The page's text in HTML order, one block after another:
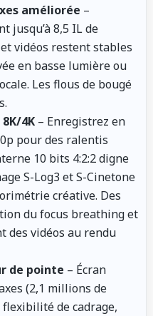
améliorée –
jusqu’à 8,5 IL de
vidéos restent stables
en basse lumière ou
Les flous de bougé
4K – Enregistrez en
pour des ralentis
10 bits 4:2:2 digne
S-Log3 et S-Cinetone
créative. Des
du focus breathing et
des vidéos au rendu
de pointe – Écran
(2,1 millions de
de cadrage,